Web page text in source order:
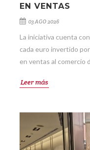
EN VENTAS
03 AGO 2026
La iniciativa cuenta
cada euro invertido
en ventas al comercio
Leer más